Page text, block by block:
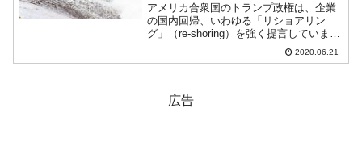
アメリカ合衆国のトランプ政権は、企業
の国内回帰、いわゆる「リショアリン
グ」（re-shoring）を強く提言していま
す。日本でも安倍政権がそのための補償
金を用意すると発言したことがありま
2020.06.21
広告